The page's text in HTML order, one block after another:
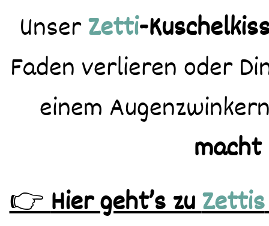
UnserZetti-
Faden verlieren oder
einem
👉Hier geht’s zuZettis